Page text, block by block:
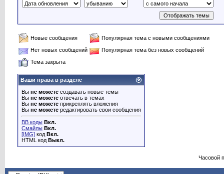
Новые сообщения
Популярная тема с новыми сообщениями
Нет новых сообщений
Популярная тема без новых сообщений
Тема закрыта
Ваши права в разделе
Вы не можете создавать новые темы
Вы не можете отвечать в темах
Вы не можете прикреплять вложения
Вы не можете редактировать свои сообщения
BB коды Вкл.
Смайлы Вкл.
[IMG] код Вкл.
HTML код Выкл.
Часовой